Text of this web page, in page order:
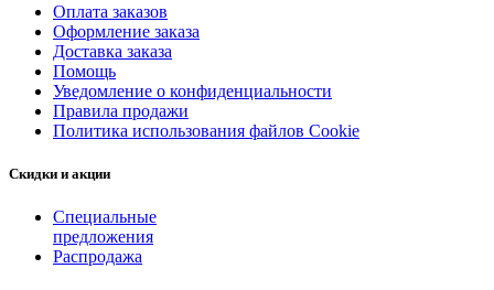
Оплата заказов
Оформление заказа
Доставка заказа
Помощь
Уведомление о конфиденциальности
Правила продажи
Политика использования файлов Cookie
Скидки и акции
Специальные
предложения
Распродажа